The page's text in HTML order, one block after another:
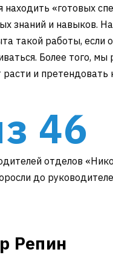
«готовых
знаний и навыков.
такой работы, если
Более того,
расти и претендовать
46
отделов
до
Репин